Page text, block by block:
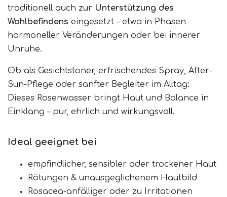
traditionell auch zur Unterstützung des
Wohlbefindens eingesetzt – etwa in Phasen
hormoneller Veränderungen oder bei innerer
Unruhe.
Ob als Gesichtstoner, erfrischendes Spray, After-
Sun-Pflege oder sanfter Begleiter im Alltag:
Dieses Rosenwasser bringt Haut und Balance in
Einklang – pur, ehrlich und wirkungsvoll.
Ideal geeignet bei
empfindlicher, sensibler oder trockener Haut
Rötungen & unausgeglichenem Hautbild
Rosacea-anfälliger oder zu Irritationen